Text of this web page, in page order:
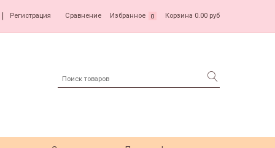
Регистрация Сравнение Избранное 0 Корзина 0.00 руб